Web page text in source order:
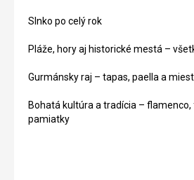
Slnko po celý rok
Pláže, hory aj historické mestá –
Gurmánsky raj – tapas, paella a
Bohatá kultúra a tradícia –
pamiatky